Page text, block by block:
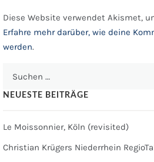
Diese Website verwendet Akismet,
Erfahre mehr darüber, wie deine
werden.
NEUESTE BEITRÄGE
Le Moissonnier, Köln (revisited)
Christian Krügers Niederrhein